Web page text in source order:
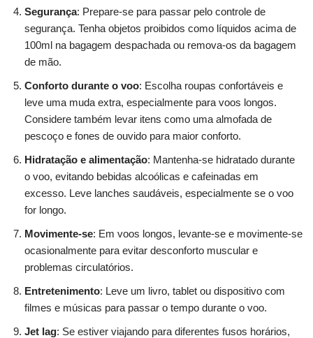
Segurança: Prepare-se para passar pelo controle de
segurança. Tenha objetos proibidos como líquidos acima de
100ml na bagagem despachada ou remova-os da bagagem
de mão.
Conforto durante o voo: Escolha roupas confortáveis e
leve uma muda extra, especialmente para voos longos.
Considere também levar itens como uma almofada de
pescoço e fones de ouvido para maior conforto.
Hidratação e alimentação: Mantenha-se hidratado durante
o voo, evitando bebidas alcoólicas e cafeinadas em
excesso. Leve lanches saudáveis, especialmente se o voo
for longo.
Movimente-se: Em voos longos, levante-se e movimente-se
ocasionalmente para evitar desconforto muscular e
problemas circulatórios.
Entretenimento: Leve um livro, tablet ou dispositivo com
filmes e músicas para passar o tempo durante o voo.
Jet lag: Se estiver viajando para diferentes fusos horários,